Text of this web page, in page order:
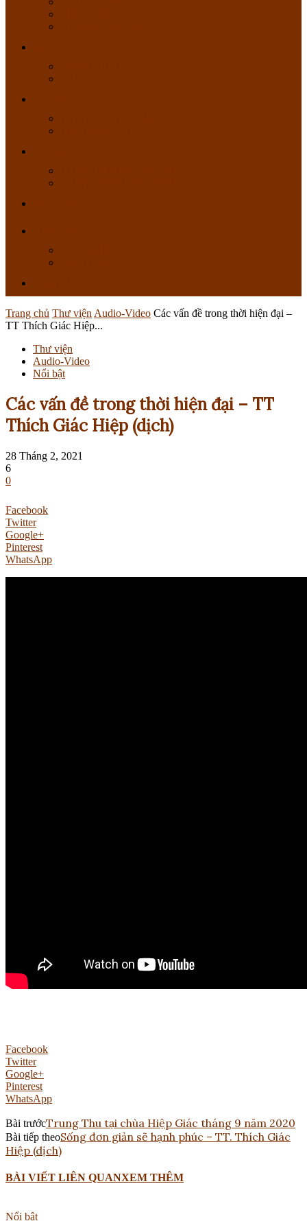
Trang chủ Thư viện Audio-Video Các vấn đề trong thời hiện đại –
TT Thích Giác Hiệp...
Thư viện
Audio-Video
Nổi bật
Các vấn đề trong thời hiện đại – TT
Thích Giác Hiệp (dịch)
28 Tháng 2, 2021
6
0
Facebook
Twitter
Google+
Pinterest
WhatsApp
Facebook
Twitter
Google+
Pinterest
WhatsApp
Bài trướcTrung Thu tại chùa Hiệp Giác tháng 9 năm 2020
Bài tiếp theoSống đơn giản sẽ hạnh phúc – TT. Thích Giác
Hiệp (dịch)
BÀI VIẾT LIÊN QUANXEM THÊM
Nổi bật